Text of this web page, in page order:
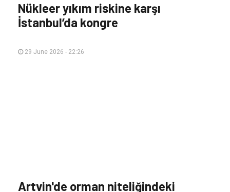
Nükleer yıkım riskine karşı
İstanbul’da kongre
29 June 2026 - 22:26
Artvin'de orman niteliğindeki